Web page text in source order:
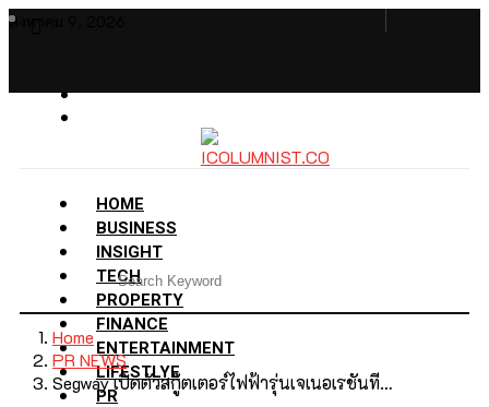
สิงหาคม 9, 2026
HOME
BUSINESS
INSIGHT
TECH
PROPERTY
FINANCE
ENTERTAINMENT
LIFESTLYE
PR
Home
PR NEWS
Segway เปิดตัวสกู๊ตเตอร์ไฟฟ้ารุ่นเจเนอเรชันที…